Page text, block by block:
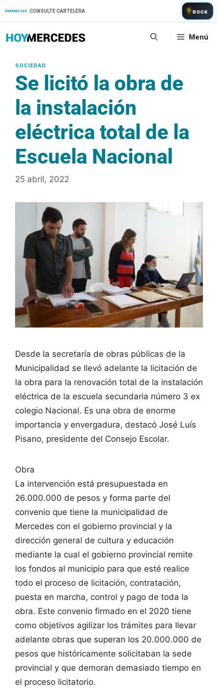
FARMACIAS: CONSULTE CARTELERA ROCK
Menú
Se licitó la obra de
la instalación
eléctrica total de la
Escuela Nacional
25 abril, 2022
Desde la secretaría de obras públicas de la
Municipalidad se llevó adelante la licitación de
la obra para la renovación total de la instalación
eléctrica de la escuela secundaria número 3 ex
colegio Nacional. Es una obra de enorme
importancia y envergadura, destacó José Luís
Pisano, presidente del Consejo Escolar.
Obra
La intervención está presupuestada en
26.000.000 de pesos y forma parte del
convenio que tiene la municipalidad de
Mercedes con el gobierno provincial y la
dirección general de cultura y educación
mediante la cual el gobierno provincial remite
los fondos al municipio para que esté realice
todo el proceso de licitación, contratación,
puesta en marcha, control y pago de toda la
obra. Este convenio firmado en el 2020 tiene
como objetivos agilizar los trámites para llevar
adelante obras que superan los 20.000.000 de
pesos que históricamente solicitaban la sede
provincial y que demoran demasiado tiempo en
el proceso licitatorio.